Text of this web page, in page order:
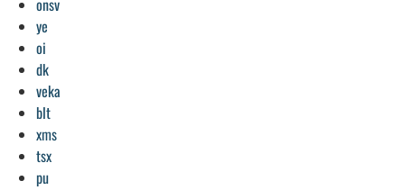
onsv
ye
oi
dk
veka
blt
xms
tsx
pu